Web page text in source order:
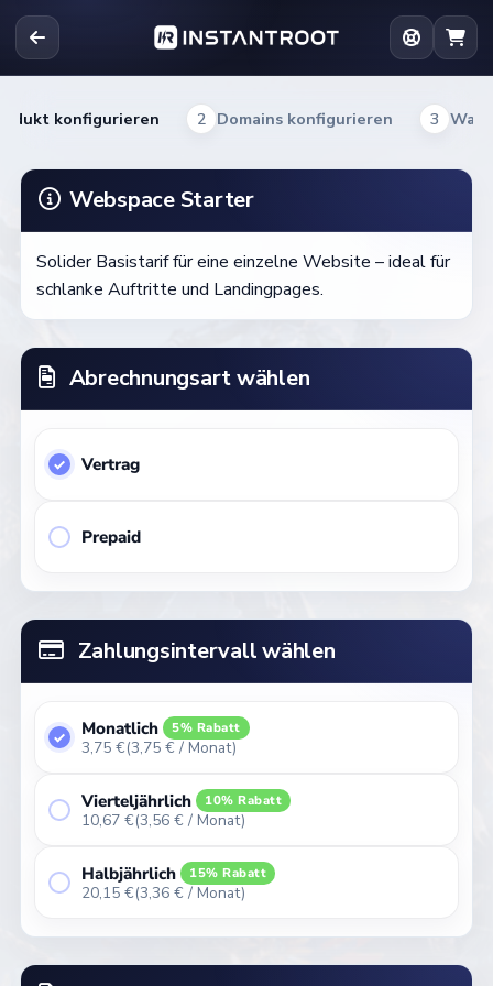
konfigurieren 2 Domains konfigurieren 3
Webspace Starter
Solider Basistarif für eine einzelne Website – ideal für
schlanke Auftritte und Landingpages.
Abrechnungsart wählen
Vertrag
Prepaid
Zahlungsintervall wählen
Monatlich 5% Rabatt
3,75 €(3,75 € / Monat)
Vierteljährlich 10% Rabatt
10,67 €(3,56 € / Monat)
Halbjährlich 15% Rabatt
20,15 €(3,36 € / Monat)